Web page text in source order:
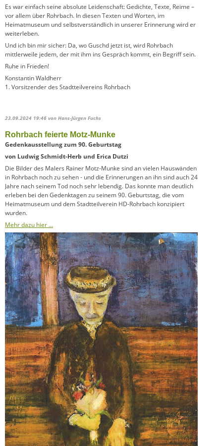
Es war einfach seine absolute Leidenschaft: Gedichte, Texte, Reime –
vor allem über Rohrbach. In diesen Texten und Worten, im
Heimatmuseum und selbstverständlich in unserer Erinnerung wird er
weiterleben.
Und ich bin mir sicher: Da, wo Guschd jetzt ist, wird Rohrbach
mittlerweile jedem, der mit ihm ins Gespräch kommt, ein Begriff sein.
Ruhe in Frieden!
Konstantin Waldherr
1. Vorsitzender des Stadtteilvereins Rohrbach
23.09.2024 19:46 von Hans-Jürgen Fuchs
Rohrbach feierte Motz-Munke
Gedenkausstellung zum 90. Geburtstag
von Ludwig Schmidt-Herb und Erica Dutzi
Die Bilder des Malers Rainer Motz-Munke sind an vielen Hauswänden
in Rohrbach noch zu sehen - und die Erinnerungen an ihn sind auch 24
Jahre nach seinem Tod noch sehr lebendig. Das konnte man deutlich
erleben bei den Gedenktagen zu seinem 90. Geburtstag, die vom
Heimatmuseum und dem Stadtteilverein HD-Rohrbach konzipiert
wurden.
Mehr dazu hier …